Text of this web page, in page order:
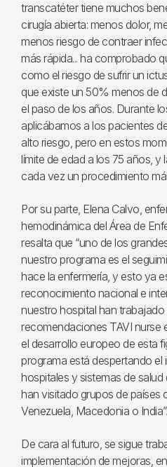
transcatéter tiene muchos
cirugía abierta: menos dolor,
menos riesgo de contraer
más rápida... ha comprobado
como el riesgo de sufrir un
que existe un 50% menos de
el paso de los años. Durante
aplicábamos a los pacientes
alto riesgo, pero en estos
límite de edad a los 75 años, y
cada vez un procedimiento
Por su parte, Elena Calvo,
hemodinámica del Área de
resalta que “uno de los
nuestro programa es el
hace la enfermería, y esto ya
reconocimiento nacional e
nuestro hospital han
recomendaciones TAVI nurse
el desarrollo europeo de esta
programa está despertando el
hospitales y sistemas de
han visitado grupos de países
Venezuela, Macedonia o India”.
De cara al futuro, se sigue
implementación de mejoras,